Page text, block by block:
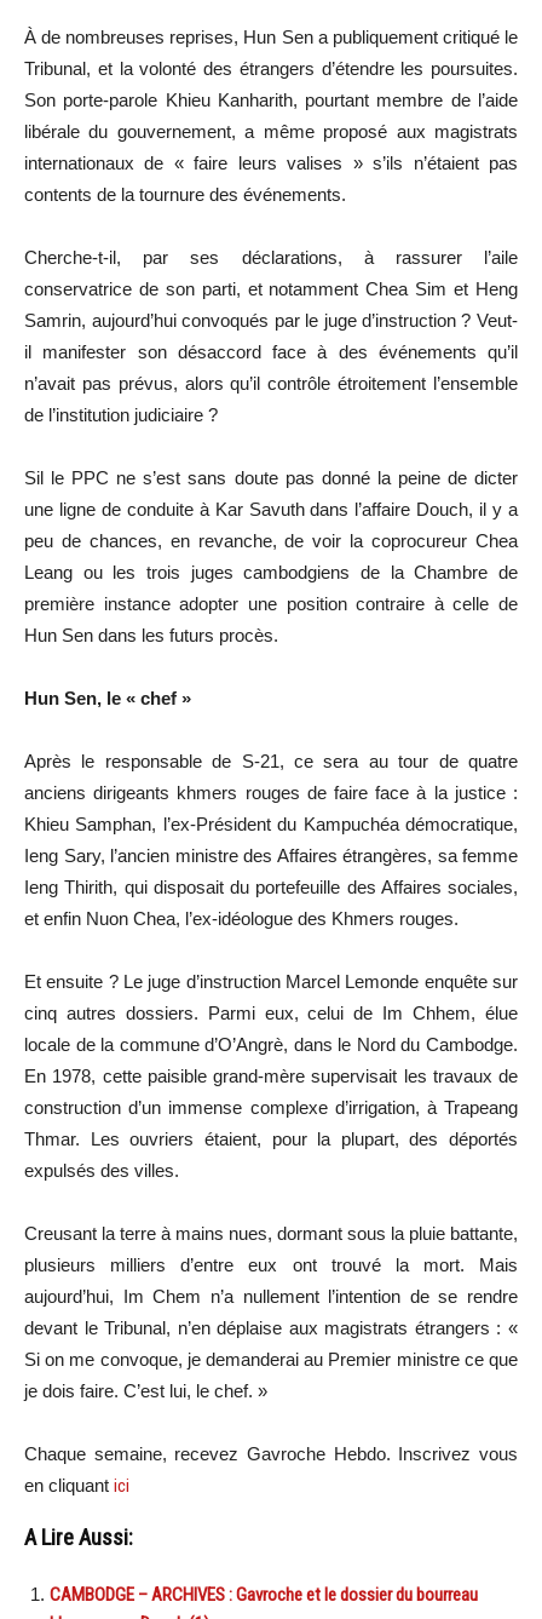
À de nombreuses reprises, Hun Sen a publiquement critiqué le
Tribunal, et la volonté des étrangers d’étendre les poursuites.
Son porte-parole Khieu Kanharith, pourtant membre de l’aide
libérale du gouvernement, a même proposé aux magistrats
internationaux de « faire leurs valises » s’ils n’étaient pas
contents de la tournure des événements.
Cherche-t-il, par ses déclarations, à rassurer l’aile
conservatrice de son parti, et notamment Chea Sim et Heng
Samrin, aujourd’hui convoqués par le juge d’instruction ? Veut-
il manifester son désaccord face à des événements qu’il
n’avait pas prévus, alors qu’il contrôle étroitement l’ensemble
de l’institution judiciaire ?
Sil le PPC ne s’est sans doute pas donné la peine de dicter
une ligne de conduite à Kar Savuth dans l’affaire Douch, il y a
peu de chances, en revanche, de voir la coprocureur Chea
Leang ou les trois juges cambodgiens de la Chambre de
première instance adopter une position contraire à celle de
Hun Sen dans les futurs procès.
Hun Sen, le « chef »
Après le responsable de S-21, ce sera au tour de quatre
anciens dirigeants khmers rouges de faire face à la justice :
Khieu Samphan, l’ex-Président du Kampuchéa démocratique,
Ieng Sary, l’ancien ministre des Affaires étrangères, sa femme
Ieng Thirith, qui disposait du portefeuille des Affaires sociales,
et enfin Nuon Chea, l’ex-idéologue des Khmers rouges.
Et ensuite ? Le juge d’instruction Marcel Lemonde enquête sur
cinq autres dossiers. Parmi eux, celui de Im Chhem, élue
locale de la commune d’O’Angrè, dans le Nord du Cambodge.
En 1978, cette paisible grand-mère supervisait les travaux de
construction d’un immense complexe d’irrigation, à Trapeang
Thmar. Les ouvriers étaient, pour la plupart, des déportés
expulsés des villes.
Creusant la terre à mains nues, dormant sous la pluie battante,
plusieurs milliers d’entre eux ont trouvé la mort. Mais
aujourd’hui, Im Chem n’a nullement l’intention de se rendre
devant le Tribunal, n’en déplaise aux magistrats étrangers : «
Si on me convoque, je demanderai au Premier ministre ce que
je dois faire. C’est lui, le chef. »
Chaque semaine, recevez Gavroche Hebdo. Inscrivez vous
en cliquant ici
A Lire Aussi:
CAMBODGE – ARCHIVES : Gavroche et le dossier du bourreau